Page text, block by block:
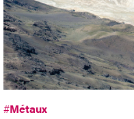
#Métaux